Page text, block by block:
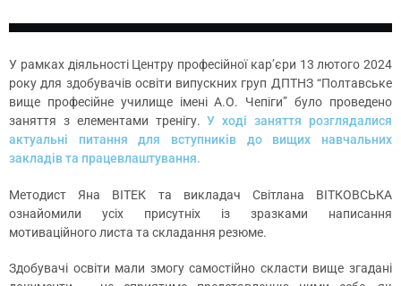
У рамках діяльності Центру професійної кар’єри 13 лютого 2024
року для здобувачів освіти випускних груп ДПТНЗ “Полтавське
вище професійне училище імені А.О. Чепіги” було проведено
заняття з елементами тренігу.У ході заняття розглядалися
актуальні питання для вступників до вищих навчальних
закладів та працевлаштування.
Методист Яна ВІТЕК та викладач Світлана ВІТКОВСЬКА
ознайомили усіх присутніх із зразками написання
мотиваційного листа та складання резюме.
Здобувачі освіти мали змогу самостійно скласти вище згадані